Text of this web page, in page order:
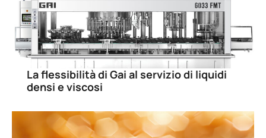
La flessibilità di Gai al servizio di liquidi
densi e viscosi